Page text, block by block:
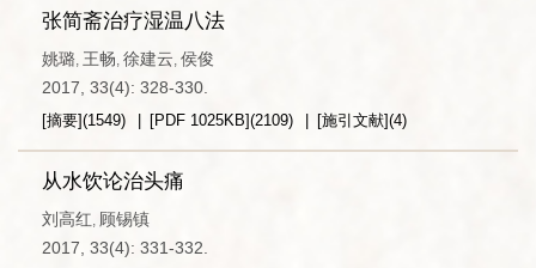
张简斋治疗湿温八法
姚璐, 王畅, 徐建云, 侯俊
2017, 33(4): 328-330.
[摘要](1549) [PDF 1025KB](2109) [施引文献](4)
从水饮论治头痛
刘高红, 顾锡镇
2017, 33(4): 331-332.